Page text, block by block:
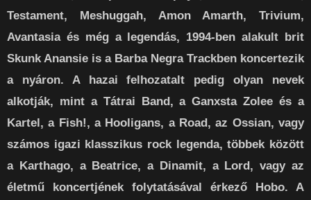
Testament, Meshuggah, Amon Amarth, Trivium,
Avantasia és még a legendás, 1994-ben alakult brit
Skunk Anansie is a Barba Negra Trackben koncertezik
a nyáron. A hazai felhozatalt pedig olyan nevek
alkotják, mint a Tátrai Band, a Ganxsta Zolee és a
Kartel, a Fish!, a Hooligans, a Road, az Ossian, vagy
számos igazi klasszikus rock legenda, többek között
a Karthago, a Beatrice, a Dinamit, a Lord, vagy az
életmű koncertjének folytatásával érkező Hobo. A